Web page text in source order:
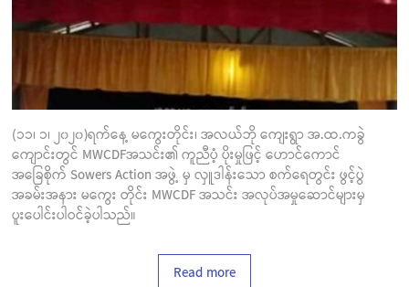
(၁၁၊ ၁၊ ၂၀၂၀)ရက်နေ့ မကွေးတိုင်း၊ အလယ်ဘို ကျေးရွာ အ.ထ.ကခွဲ
ကျောင်းတွင် MWCDFအသင်း၏ ကူညီပံ့ ပိုးမှုဖြင့် ဟောင်ကောင်
အခြေစိုက် Sowers Action အဖွဲ့ မှ လှူဒါန်းသော စက်ရေတွင်း ဖွင့်ပွဲ
အခမ်းအနား မကွေး တိုင်း MWCDF အသင်း အလုပ်အမှုဆောင်များမှ
ပူးပေါင်းပါဝင်ခဲ့ပါသည်။
Read more